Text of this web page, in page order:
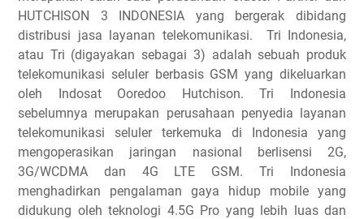
HUTCHISON 3 INDONESIA yang bergerak dibidang
distribusi jasa layanan telekomunikasi. Tri Indonesia,
atau Tri (digayakan sebagai 3) adalah sebuah produk
telekomunikasi seluler berbasis GSM yang dikeluarkan
oleh Indosat Ooredoo Hutchison. Tri Indonesia
sebelumnya merupakan perusahaan penyedia layanan
telekomunikasi seluler terkemuka di Indonesia yang
mengoperasikan jaringan nasional berlisensi 2G,
3G/WCDMA dan 4G LTE GSM. Tri Indonesia
menghadirkan pengalaman gaya hidup mobile yang
didukung oleh teknologi 4.5G Pro yang lebih luas dan